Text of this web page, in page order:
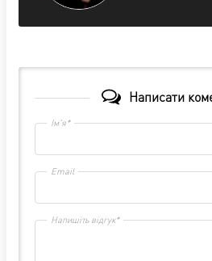
Написати
Ім'я*
Email
Напишіть відгук*